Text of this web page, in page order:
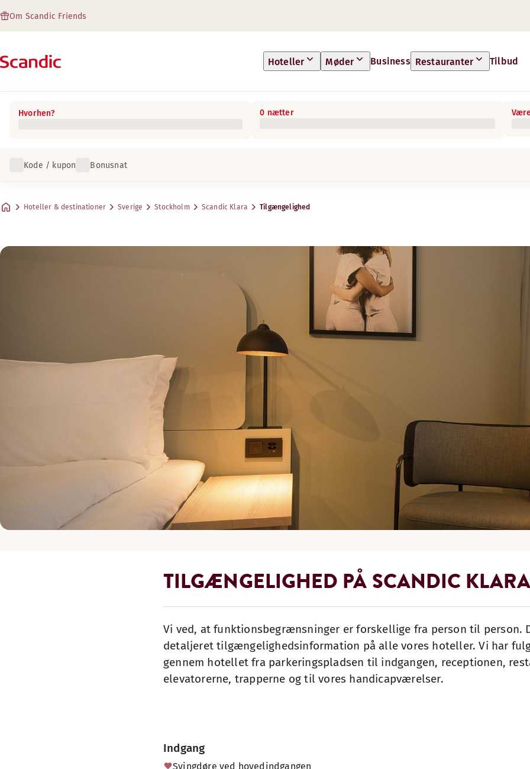
Om Scandic Friends
Hoteller Møder Business Restauranter Tilbud
Hvorhen? 0 nætter
Kode / kupon Bonusnat
Hoteller & destinationer Sverige Stockholm Scandic Klara Tilgængelighed
TILGÆNGELIGHED PÅ SCANDIC KLARA
Vi ved, at funktionsbegrænsninger er forskellige fra person til person.
detaljeret tilgængelighedsinformation på alle vores hoteller. Vi har
gennem hotellet fra parkeringspladsen til indgangen, receptionen,
elevatorerne, trapperne og til vores handicapværelser.
Indgang
Svingdøre ved hovedindgangen